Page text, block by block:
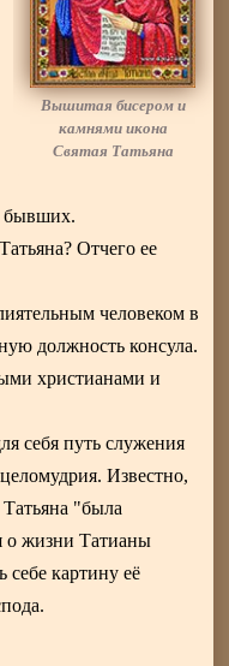
Вышитая бисером и
камнями икона
Святая Татьяна
бывших.
Отчего ее
человеком в
должность консула.
христианами и
себя путь служения
Известно,
Татьяна "была
о жизни Татианы
себе картину её